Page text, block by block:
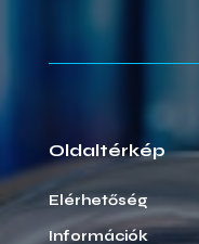
Oldaltérkép
Elérhetőség
Információk